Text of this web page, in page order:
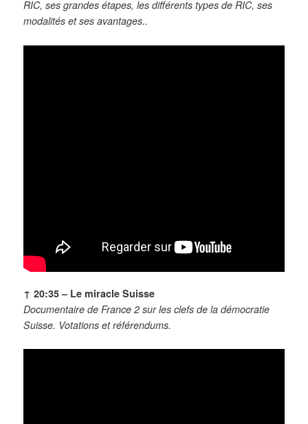
RIC, ses grandes étapes, les différents types de RIC, ses
modalités et ses avantages..
↑ 20:35 – Le miracle Suisse
Documentaire de France 2 sur les clefs de la démocratie
Suisse. Votations et référendums.